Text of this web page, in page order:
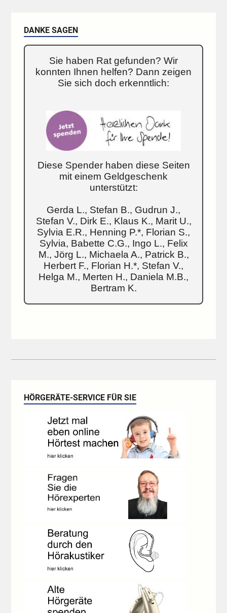
DANKE SAGEN
Sie haben Rat gefunden? Wir
konnten Ihnen helfen? Dann zeigen
Sie sich doch erkenntlich:
Diese Spender haben diese Seiten
mit einem Geldgeschenk
unterstützt:
Gerda L., Stefan B., Gudrun J.,
Stefan V., Dirk E., Klaus K., Marit U.,
Sylvia E.R., Henning P.*, Florian S.,
Sylvia, Babette C.G., Ingo L., Felix
M., Jörg L., Michaela A., Patrick B.,
Herbert F., Florian H.*, Stefan V.,
Helga M., Merten H., Daniela M.B.,
Bertram K.
HÖRGERÄTE-SERVICE FÜR SIE